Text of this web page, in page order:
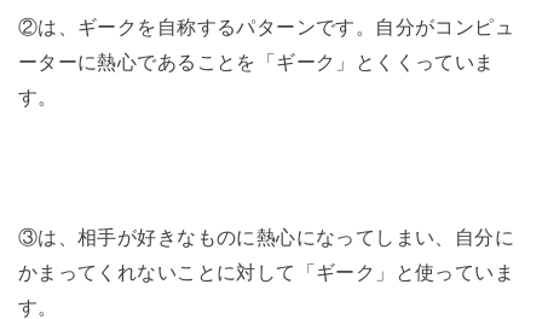
②は、ギークを自称するパターンです。自分がコンピュ
ーターに熱心であることを「ギーク」とくくっていま
す。
③は、相手が好きなものに熱心になってしまい、自分に
かまってくれないことに対して「ギーク」と使っていま
す。